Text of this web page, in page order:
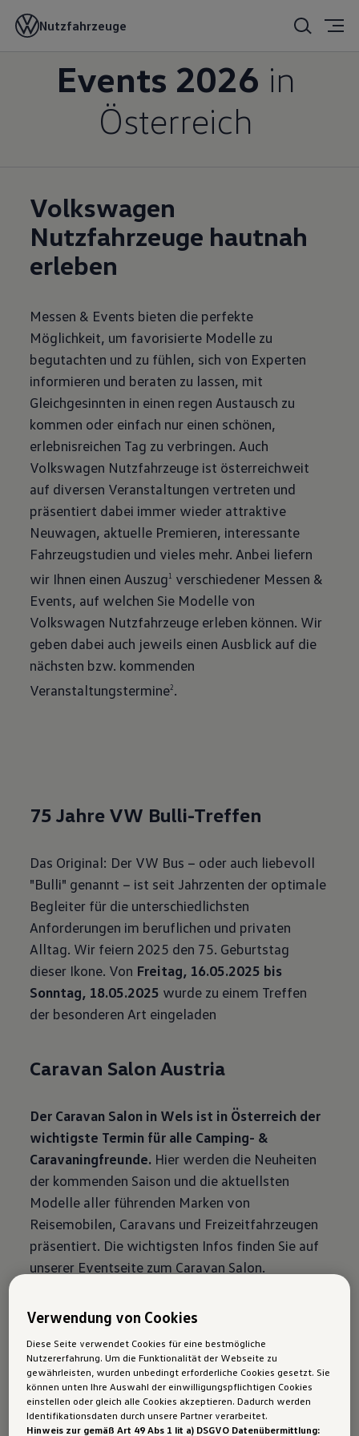
Nutzfahrzeuge
Automessen &
Events 2026 in
Österreich
Volkswagen
Nutzfahrzeuge hautnah
erleben
Messen & Events bieten die perfekte
Möglichkeit, um favorisierte Modelle zu
begutachten und zu fühlen, sich von Experten
informieren und beraten zu lassen, mit
Gleichgesinnten in einen regen Austausch zu
kommen oder einfach nur einen schönen,
erlebnisreichen Tag zu verbringen. Auch
Volkswagen Nutzfahrzeuge ist österreichweit
auf diversen Veranstaltungen vertreten und
präsentiert dabei immer wieder attraktive
Neuwagen, aktuelle Premieren, interessante
Fahrzeugstudien und vieles mehr. Anbei liefern
wir Ihnen einen Auszug1
verschiedener Messen &
Events, auf welchen Sie Modelle von
Volkswagen Nutzfahrzeuge erleben können. Wir
geben dabei auch jeweils einen Ausblick auf die
nächsten bzw. kommenden
Veranstaltungstermine2.
75 Jahre VW Bulli-Treffen
Das Original: Der VW Bus − oder auch liebevoll
"Bulli" genannt − ist seit Jahrzenten der optimale
Begleiter für die unterschiedlichsten
Anforderungen im beruflichen und privaten
Alltag. Wir feiern 2025 den 75. Geburtstag
dieser Ikone. Von Freitag, 16.05.2025 bis
Sonntag, 18.05.2025 wurde zu einem Treffen
der besonderen Art eingeladen
Caravan Salon Austria
Der Caravan Salon in Wels ist in Österreich der
wichtigste Termin für alle Camping- &
Caravaningfreunde. Hier werden die Neuheiten
der kommenden Saison und die aktuellsten
Modelle aller führenden Marken von
Reisemobilen, Caravans und Freizeitfahrzeugen
präsentiert. Die wichtigsten Infos finden Sie auf
unserer Eventseite zum Caravan Salon.
Absolut Allrad
Die Absolut Allrad ist eine Messe für Offroad-
und Geländefahrzeugeund somit ein Muss für
jeden Allradfan! Die Messe findet jährlich als
Verwendung von Cookies
Diese Seite verwendet Cookies für eine bestmögliche
Nutzererfahrung. Um die Funktionalität der Webseite zu
gewährleisten, wurden unbedingt erforderliche Cookies gesetzt. Sie
können unten Ihre Auswahl der einwilligungspflichtigen Cookies
einstellen oder gleich alle Cookies akzeptieren. Dadurch werden
Identifikationsdaten durch unsere Partner verarbeitet.
Hinweis zur gemäß Art 49 Abs 1 lit a) DSGVO Datenübermittlung: